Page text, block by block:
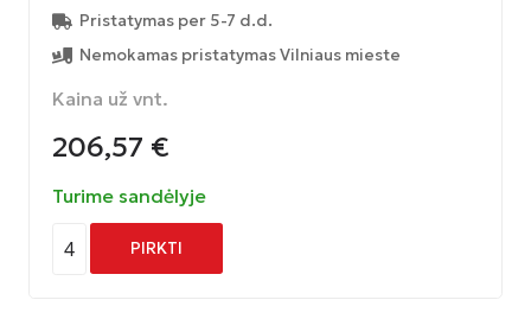
Pristatymas per 5-7 d.d.
Nemokamas pristatymas Vilniaus mieste
Kaina už vnt.
206,57 €
Turime sandėlyje
4 PIRKTI